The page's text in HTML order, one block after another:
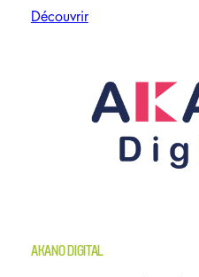
Découvrir
AKANO DIGITAL